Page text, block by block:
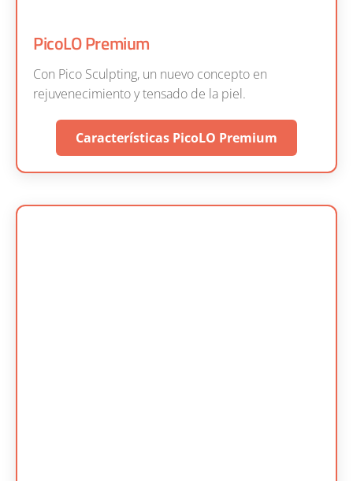
PicoLO Premium
Con Pico Sculpting, un nuevo concepto en
rejuvenecimiento y tensado de la piel.
Características PicoLO Premium